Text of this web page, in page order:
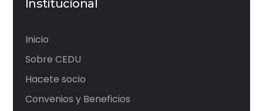
Institucional
Inicio
Sobre CEDU
Hacete socio
Convenios y Beneficios